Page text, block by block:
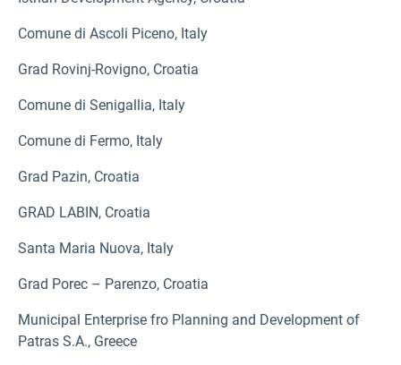
Comune di Ascoli Piceno, Italy
Grad Rovinj-Rovigno, Croatia
Comune di Senigallia, Italy
Comune di Fermo, Italy
Grad Pazin, Croatia
GRAD LABIN, Croatia
Santa Maria Nuova, Italy
Grad Porec – Parenzo, Croatia
Municipal Enterprise fro Planning and Development of
Patras S.A., Greece